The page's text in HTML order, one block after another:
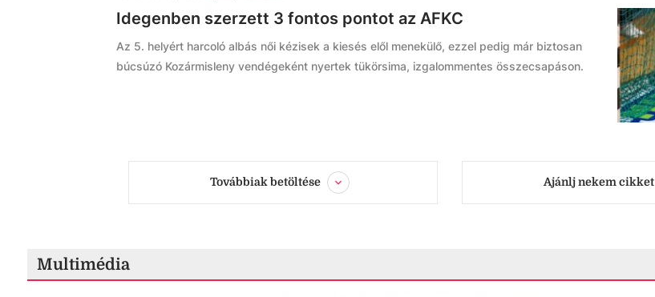
Idegenben szerzett 3 fontos pontot az AFKC
Az 5. helyért harcoló albás női kézisek a kiesés elől menekülő, ezzel pedig már biztosan
búcsúzó Kozármisleny vendégeként nyertek tükörsima, izgalommentes összecsapáson.
Továbbiak betöltése Ajánlj nekem cikket
Multimédia